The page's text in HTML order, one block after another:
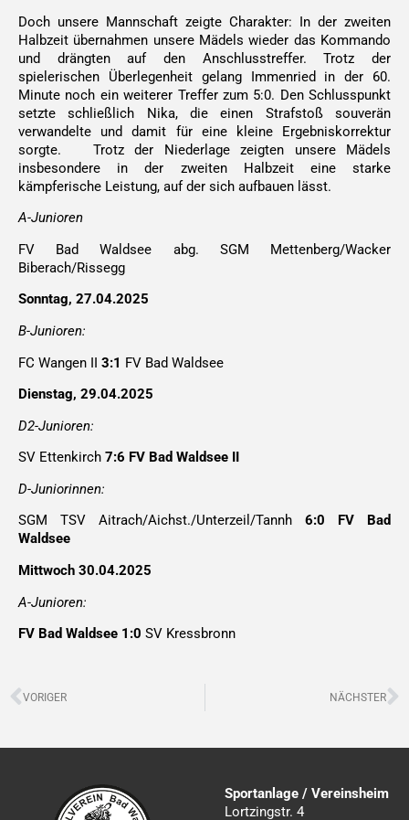
Doch unsere Mannschaft zeigte Charakter: In der zweiten
Halbzeit übernahmen unsere Mädels wieder das Kommando
und drängten auf den Anschlusstreffer. Trotz der
spielerischen Überlegenheit gelang Immenried in der 60.
Minute noch ein weiterer Treffer zum 5:0. Den Schlusspunkt
setzte schließlich Nika, die einen Strafstoß souverän
verwandelte und damit für eine kleine Ergebniskorrektur
sorgte.
Trotz der Niederlage zeigten unsere Mädels
insbesondere in der zweiten Halbzeit eine starke
kämpferische Leistung, auf der sich aufbauen lässt.
A-Junioren
FV Bad Waldsee abg. SGM Mettenberg/Wacker
Biberach/Rissegg
Sonntag, 27.04.2025
B-Junioren:
FC Wangen II 3:1 FV Bad Waldsee
Dienstag, 29.04.2025
D2-Junioren:
SV Ettenkirch 7:6 FV Bad Waldsee II
D-Juniorinnen:
SGM TSV Aitrach/Aichst./Unterzeil/Tannh 6:0 FV Bad
Waldsee
Mittwoch 30.04.2025
A-Junioren:
FV Bad Waldsee 1:0 SV Kressbronn
Zurück
VORIGER NÄCHSTER
Sportanlage / Vereinsheim
Lortzingstr. 4